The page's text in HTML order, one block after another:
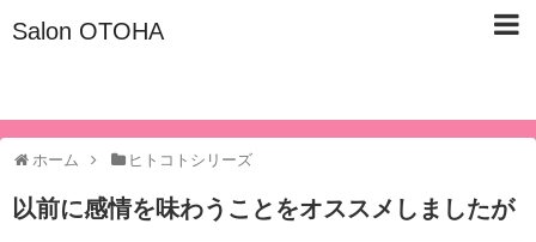
Salon OTOHA
ホーム ヒトコトシリーズ
以前に感情を味わうことをオススメしましたが